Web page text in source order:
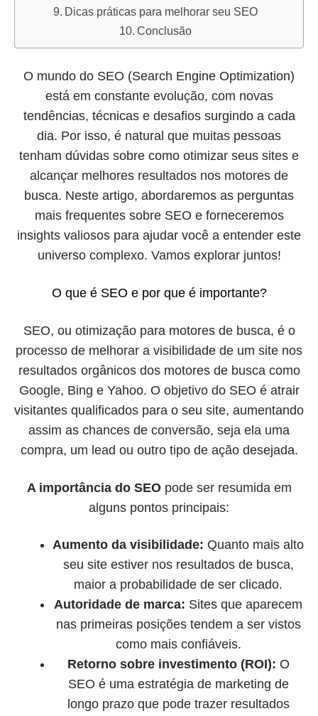
Dicas práticas para melhorar seu SEO
Conclusão
O mundo do SEO (Search Engine Optimization)
está em constante evolução, com novas
tendências, técnicas e desafios surgindo a cada
dia. Por isso, é natural que muitas pessoas
tenham dúvidas sobre como otimizar seus sites e
alcançar melhores resultados nos motores de
busca. Neste artigo, abordaremos as perguntas
mais frequentes sobre SEO e forneceremos
insights valiosos para ajudar você a entender este
universo complexo. Vamos explorar juntos!
O que é SEO e por que é importante?
SEO, ou otimização para motores de busca, é o
processo de melhorar a visibilidade de um site nos
resultados orgânicos dos motores de busca como
Google, Bing e Yahoo. O objetivo do SEO é atrair
visitantes qualificados para o seu site, aumentando
assim as chances de conversão, seja ela uma
compra, um lead ou outro tipo de ação desejada.
A importância do SEOpode ser resumida em
alguns pontos principais:
Aumento da visibilidade: Quanto mais alto
seu site estiver nos resultados de busca,
maior a probabilidade de ser clicado.
Autoridade de marca: Sites que aparecem
nas primeiras posições tendem a ser vistos
como mais confiáveis.
Retorno sobre investimento (ROI): O
SEO é uma estratégia de marketing de
longo prazo que pode trazer resultados